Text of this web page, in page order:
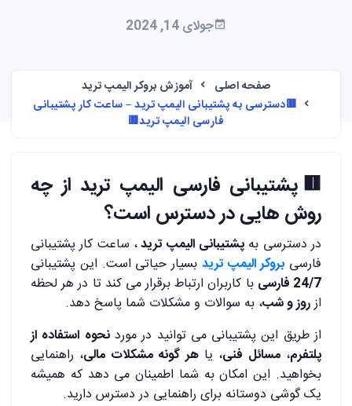
جولای 14, 2024
صفحه اصلی
آموزش بروکر الیمپ ترید
🟥دسترسی به پشتیبانی الیمپ ترید – ساعت کار پشتیبانی
فارسی الیمپ ترید🟥
🟥پشتیبانی فارسی الیمپ ترید از چه
روش هایی در دسترس است؟
در دسترسی به پشتیبانی الیمپ ترید، ساعت کار پشتیبانی
فارسی بروکر الیمپ ترید بسیار حیاتی است. این پشتیبانی
24/7 فارسی
با کاربران ارتباط برقرار می ‌کند تا در هر لحظه
ازروز و شب، به سوالات و مشکلات شما پاسخ دهد.
از طریق این پشتیبانی می ‌توانید در موردنحوه استفاده از
پلتفرم،مسائل فنی، یاهر گونه مشکلات مالی، راهنمایی
بخواهید. این امکان به شما اطمینان می‌ دهد که همیشه
یک گوشی دوستانه برای راهنمایی در دسترس دارید.